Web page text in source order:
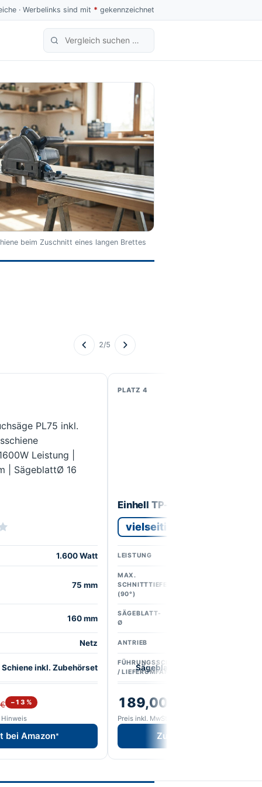
· Werbelinks sind mit * gekennzeichnet
Produktvergleich suchen
beim Zuschnitt eines langen Brettes
2/5 Produkt 2 von 5: Makita SP6000J
1.600 Watt
75 mm
160 mm
Netz
Schiene inkl. Zubehörset
−13 %
Hinweis
bei Amazon*
4
Einhell TP-PS 18/165 Li BL
vielseitig
LEISTUNG
MAX.
SCHNITTTIEFE
(90°)
SÄGEBLATT-
Ø
ANTRIEB
FÜHRUNGSSCHIENE
/ LIEFERUMFANG
Sägeblatt + Parallelanschlag
189,00 €
Preis inkl. MwSt., Stand siehe Hinweis
Zum Angebot bei